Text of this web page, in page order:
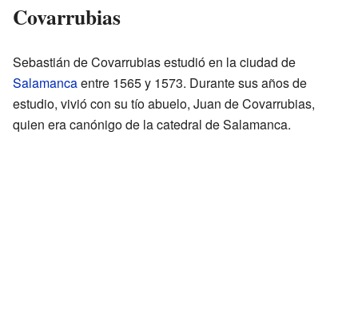
Covarrubias
Sebastián de Covarrubias estudió en la ciudad de
Salamancaentre 1565 y 1573. Durante sus años de
estudio, vivió con su tío abuelo, Juan de Covarrubias,
quien era canónigo de la catedral de Salamanca.